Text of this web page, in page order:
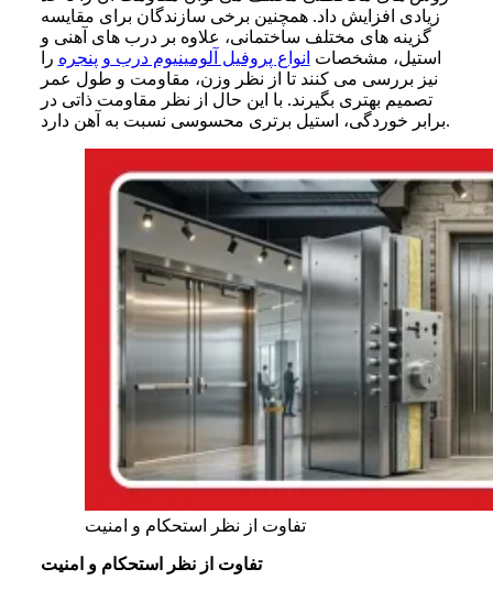
زیادی افزایش داد. همچنین برخی سازندگان برای مقایسه
گزینه های مختلف ساختمانی، علاوه بر درب های آهنی و
استیل، مشخصات انواع پروفیل آلومینیوم درب و پنجره را
نیز بررسی می کنند تا از نظر وزن، مقاومت و طول عمر
تصمیم بهتری بگیرند. با این حال از نظر مقاومت ذاتی در
برابر خوردگی، استیل برتری محسوسی نسبت به آهن دارد.
تفاوت از نظر استحکام و امنیت
تفاوت از نظر استحکام و امنیت